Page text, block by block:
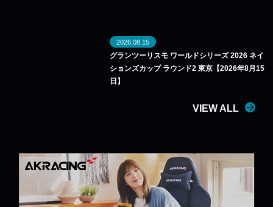
2026.08.15
グランツーリスモ ワールドシリーズ 2026 ネイ
ションズカップ ラウンド2 東京【2026年8月15
日】
VIEW ALL